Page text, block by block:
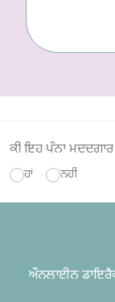
ਕੀ ਇਹ ਪੰਨਾ ਮਦਦਗਾਰ
ਹਾਂ ਨਹੀਂ
ਔਨਲਾਈਨ